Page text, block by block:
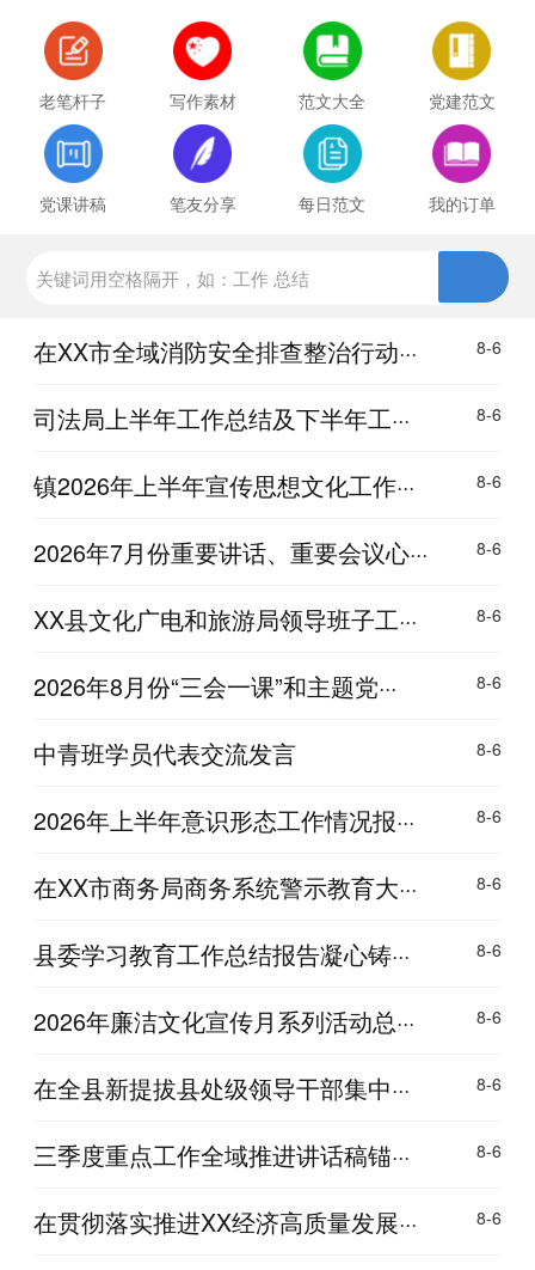
老笔杆子 写作素材 范文大全 党建范文
党课讲稿 笔友分享 每日范文 我的订单
在XX市全域消防安全排查整治行动··· 8-6
司法局上半年工作总结及下半年工··· 8-6
镇2026年上半年宣传思想文化工作··· 8-6
2026年7月份重要讲话、重要会议心··· 8-6
XX县文化广电和旅游局领导班子工··· 8-6
2026年8月份“三会一课”和主题党··· 8-6
中青班学员代表交流发言 8-6
2026年上半年意识形态工作情况报··· 8-6
在XX市商务局商务系统警示教育大··· 8-6
县委学习教育工作总结报告凝心铸··· 8-6
2026年廉洁文化宣传月系列活动总··· 8-6
在全县新提拔县处级领导干部集中··· 8-6
三季度重点工作全域推进讲话稿锚··· 8-6
在贯彻落实推进XX经济高质量发展··· 8-6